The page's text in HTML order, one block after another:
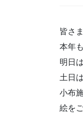
皆さ
本年
明日
土日
小布
絵を